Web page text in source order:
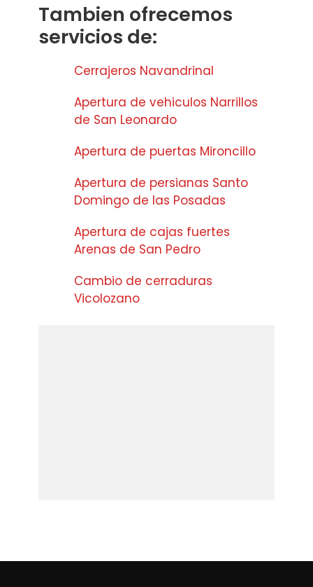
Tambien ofrecemos
servicios de:
Cerrajeros Navandrinal
Apertura de vehiculos Narrillos
de San Leonardo
Apertura de puertas Mironcillo
Apertura de persianas Santo
Domingo de las Posadas
Apertura de cajas fuertes
Arenas de San Pedro
Cambio de cerraduras
Vicolozano